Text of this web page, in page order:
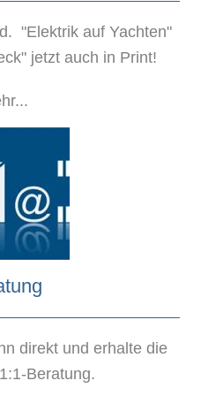
"Elektrik auf Yachten"
jetzt auch in Print!
direkt und erhalte die
Beratung.